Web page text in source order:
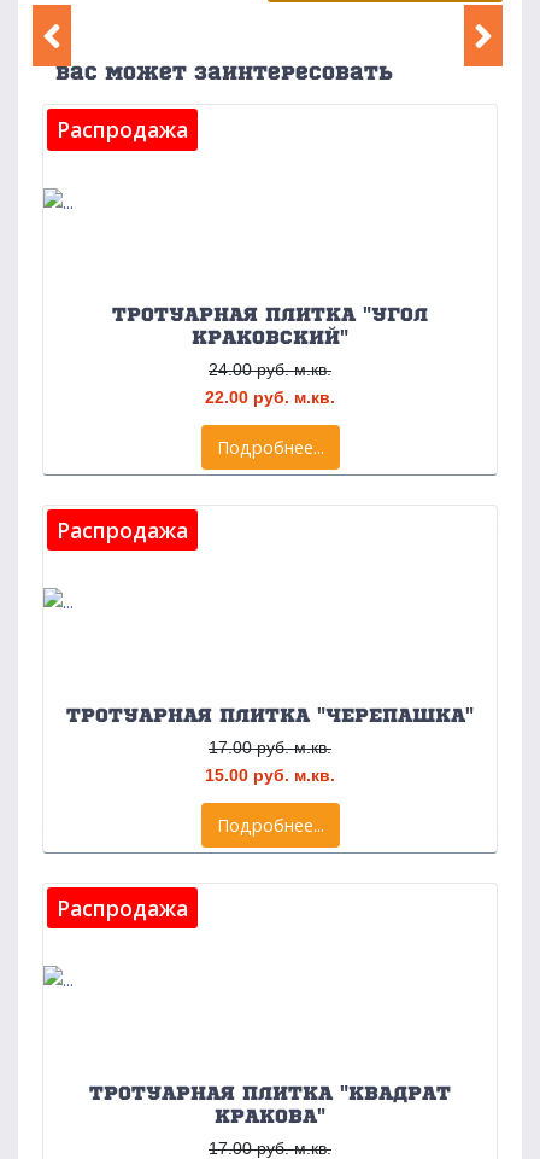
Вас может заинтересовать
Распродажа
ТРОТУАРНАЯ ПЛИТКА "УГОЛ
КРАКОВСКИЙ"
24.00 руб. м.кв.
22.00 руб. м.кв.
Подробнее...
Распродажа
ТРОТУАРНАЯ ПЛИТКА "ЧЕРЕПАШКА"
17.00 руб. м.кв.
15.00 руб. м.кв.
Подробнее...
Распродажа
ТРОТУАРНАЯ ПЛИТКА "КВАДРАТ
КРАКОВА"
17.00 руб. м.кв.